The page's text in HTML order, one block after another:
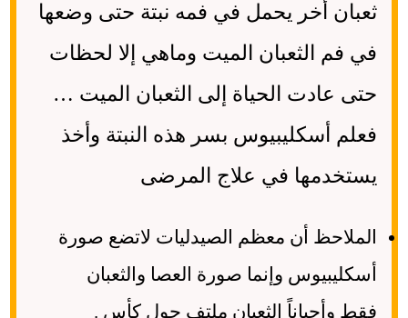
ثعبان أخر يحمل في فمه نبتة حتى وضعها
في فم الثعبان الميت وماهي إلا لحظات
حتى عادت الحياة إلى الثعبان الميت …
فعلم أسكليبيوس بسر هذه النبتة وأخذ
يستخدمها في علاج المرضى
الملاحظ أن معظم الصيدليات لاتضع صورة
أسكليبيوس وإنما صورة العصا والثعبان
فقط وأحياناً الثعبان ملتف حول كأس .